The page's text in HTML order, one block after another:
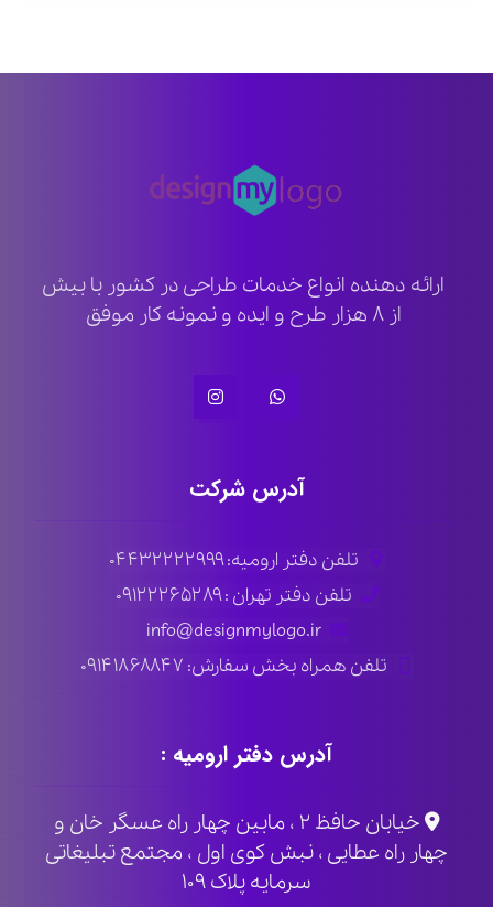
ارائه دهنده انواع خدمات طراحی در کشور با بیش
از ۸ هزار طرح و ایده و نمونه کار موفق
آدرس شرکت
تلفن دفتر ارومیه: ۰۴۴۳۲۲۲۲۹۹۹
تلفن دفتر تهران : ۰۹۱۲۲۲۶۵۲۸۹
info@designmylogo.ir
تلفن همراه بخش سفارش: ۰۹۱۴۱۸۶۸۸۴۷
آدرس دفتر ارومیه :
خیابان حافظ ۲ ، مابین چهار راه عسگر خان و
چهار راه عطایی ، نبش کوی اول ، مجتمع تبلیغاتی
سرمایه پلاک ۱۰۹